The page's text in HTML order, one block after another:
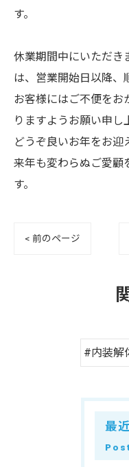
す。
休業期間中にいただき
は、営業開始日以降、
お客様にはご不便をお
りますようお願い申し
どうぞ良いお年をお迎
来年も変わらぬご愛顧
す。
< 前のページ
#内装解
最